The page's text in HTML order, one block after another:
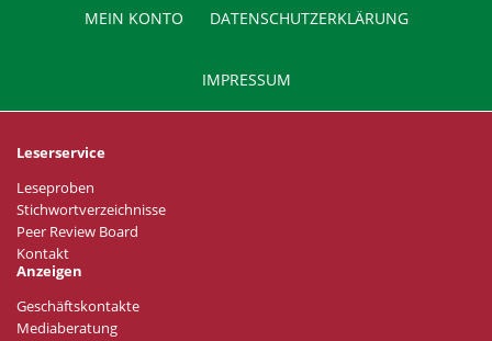
MEIN KONTO DATENSCHUTZERKLÄRUNG
IMPRESSUM
Leserservice
Leseproben
Stichwortverzeichnisse
Peer Review Board
Kontakt
Anzeigen
Geschäftskontakte
Mediaberatung